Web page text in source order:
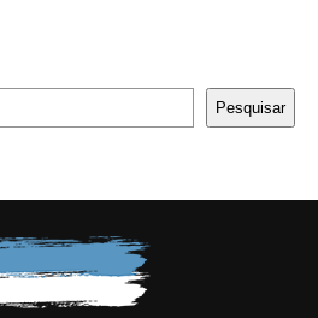
Pesquisar